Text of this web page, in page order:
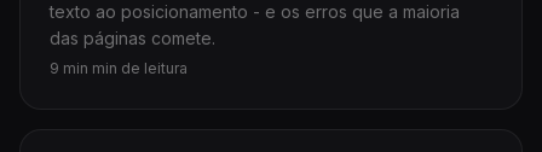
texto ao posicionamento - e os erros que a maioria
das páginas comete.
9 min min de leitura